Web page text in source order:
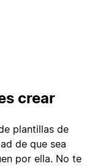
crear
plantillas de
de que sea
por ella. No te